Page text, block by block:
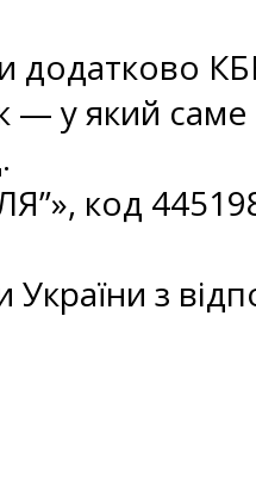
додатково
у який саме
код
України з